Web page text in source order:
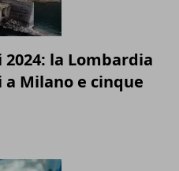
la Lombardia
a Milano e cinque